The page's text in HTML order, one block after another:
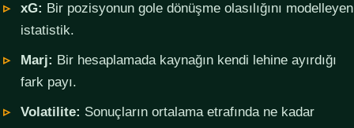
xG: Bir pozisyonun gole dönüşme olasılığını modelleyen
istatistik.
Marj: Bir hesaplamada kaynağın kendi lehine ayırdığı
fark payı.
Volatilite: Sonuçların ortalama etrafında ne kadar